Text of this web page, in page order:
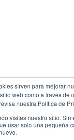
sirven para mejorar
web como a través de
nuestra Política de
visites nuestro sitio. Sin
usar solo una pequeña